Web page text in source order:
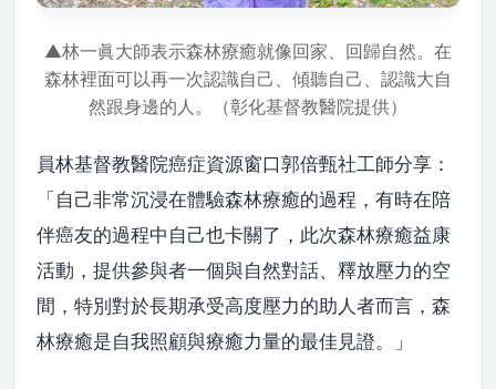
▲林一眞大師表示森林療癒就像回家、回歸自然。在
森林裡面可以再一次認識自己、傾聽自己、認識大自
然跟身邊的人。（彰化基督教醫院提供）
員林基督教醫院癌症資源窗口郭倍甄社工師分享：
「自己非常沉浸在體驗森林療癒的過程，有時在陪
伴癌友的過程中自己也卡關了，此次森林療癒益康
活動，提供參與者一個與自然對話、釋放壓力的空
間，特別對於長期承受高度壓力的助人者而言，森
林療癒是自我照顧與療癒力量的最佳見證。」